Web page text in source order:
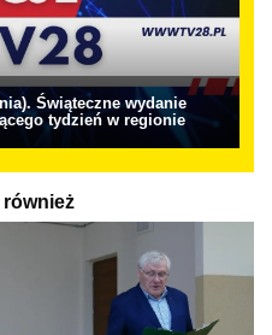
Świąteczne wydanie
tydzień w regionie